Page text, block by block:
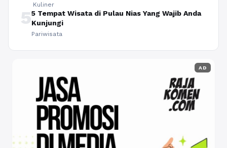
Kuliner
55 Tempat Wisata di Pulau Nias Yang Wajib Anda
Kunjungi
Pariwisata
AD